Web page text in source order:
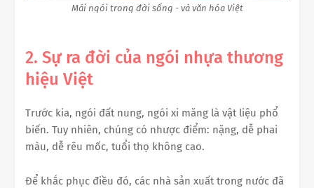
Mái ngói trong đời sống - và văn hóa Việt
2. Sự ra đời của ngói nhựa thương
hiệu Việt
Trước kia, ngói đất nung, ngói xi măng là vật liệu phổ
biến. Tuy nhiên, chúng có nhược điểm: nặng, dễ phai
màu, dễ rêu mốc, tuổi thọ không cao.
Để khắc phục điều đó, các nhà sản xuất trong nước đã